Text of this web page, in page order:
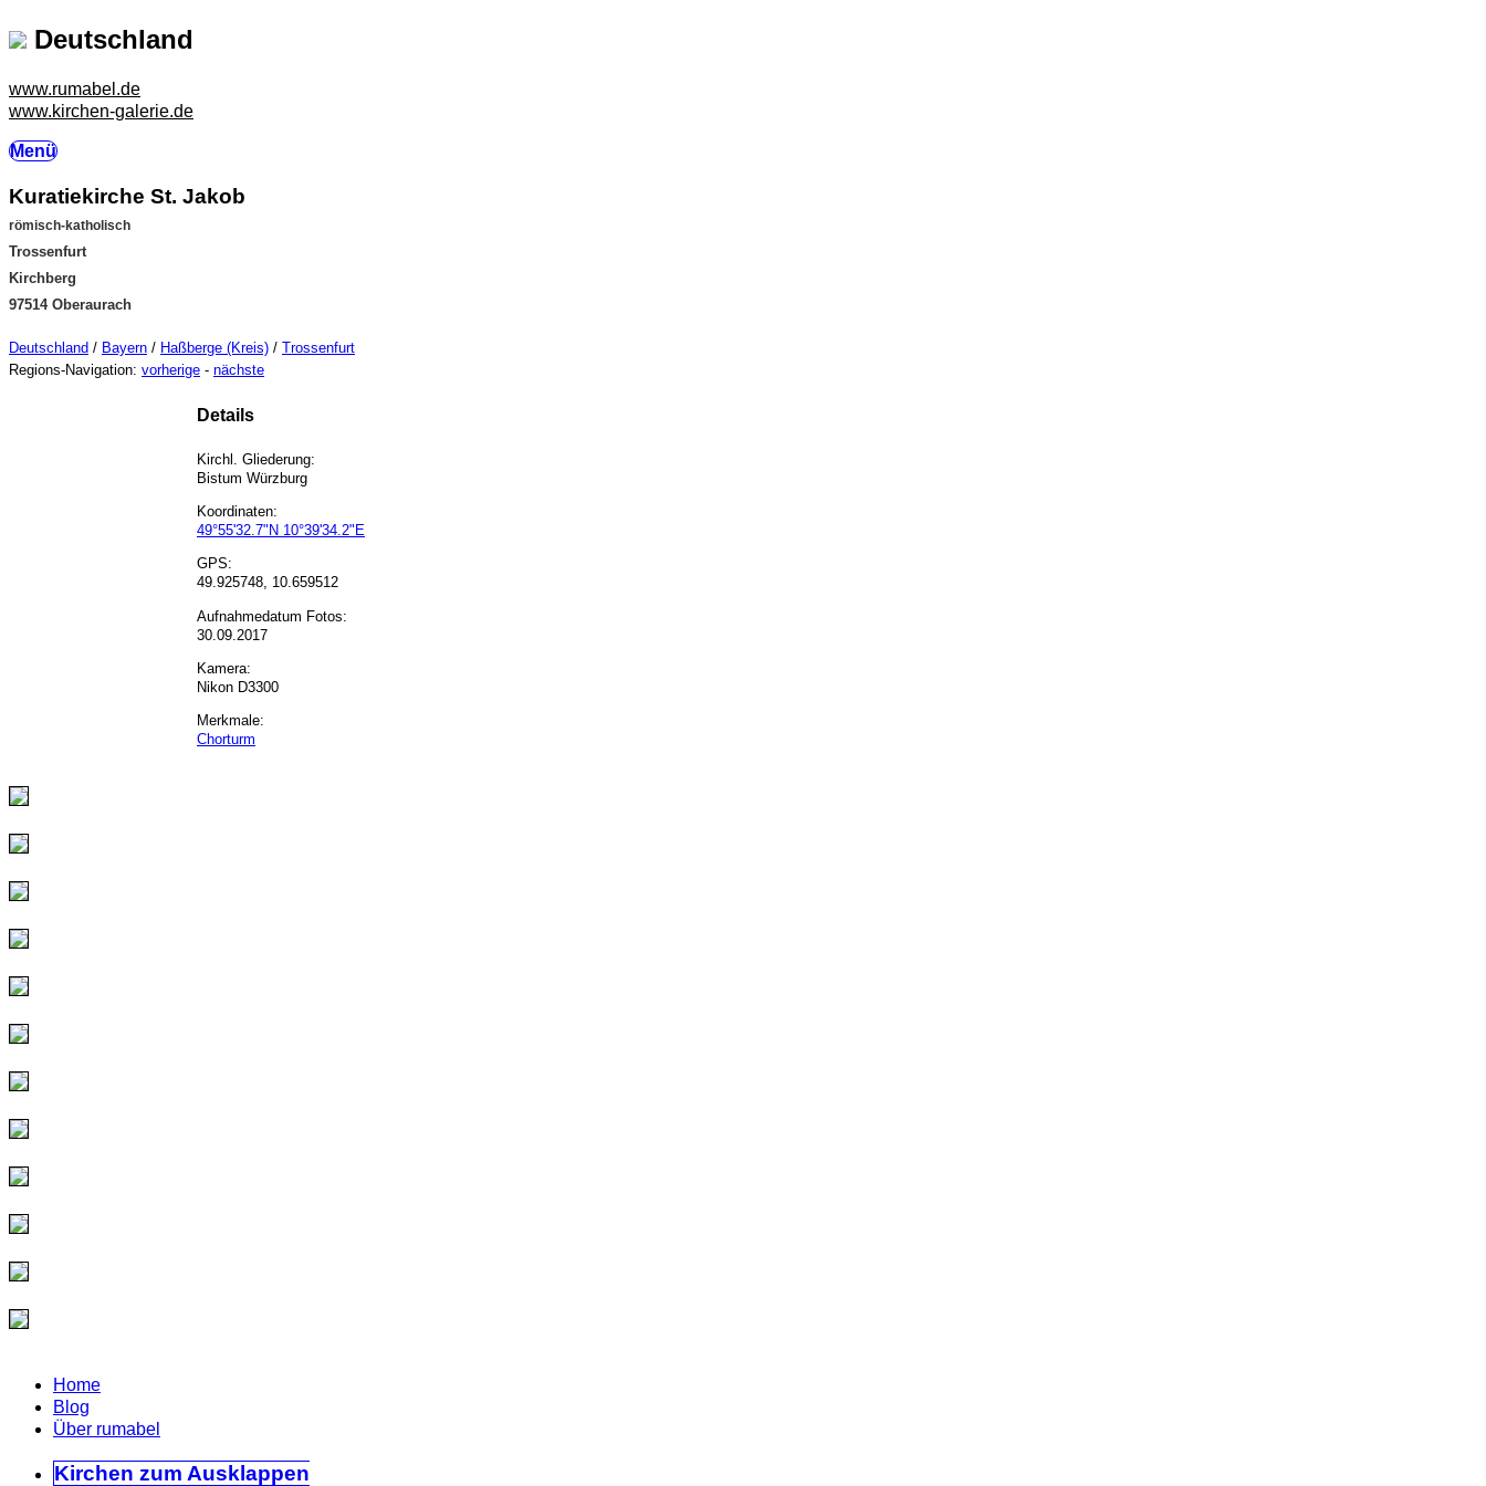
Deutschland
www.rumabel.de
www.kirchen-galerie.de
Menü
Kuratiekirche St. Jakob
römisch-katholisch
Trossenfurt
Kirchberg
97514 Oberaurach
Deutschland / Bayern / Haßberge (Kreis) / Trossenfurt
Regions-Navigation: vorherige - nächste
Details
Kirchl. Gliederung:
Bistum Würzburg
Koordinaten:
49°55'32.7"N 10°39'34.2"E
GPS:
49.925748, 10.659512
Aufnahmedatum Fotos:
30.09.2017
Kamera:
Nikon D3300
Merkmale:
Chorturm
Home
Blog
Über rumabel
Kirchen zum Ausklappen